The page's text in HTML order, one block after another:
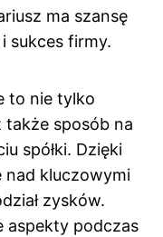
ma szansę
sukces firmy.
to nie tylko
sposób na
spółki. Dzięki
nad kluczowymi
zysków.
aspekty podczas